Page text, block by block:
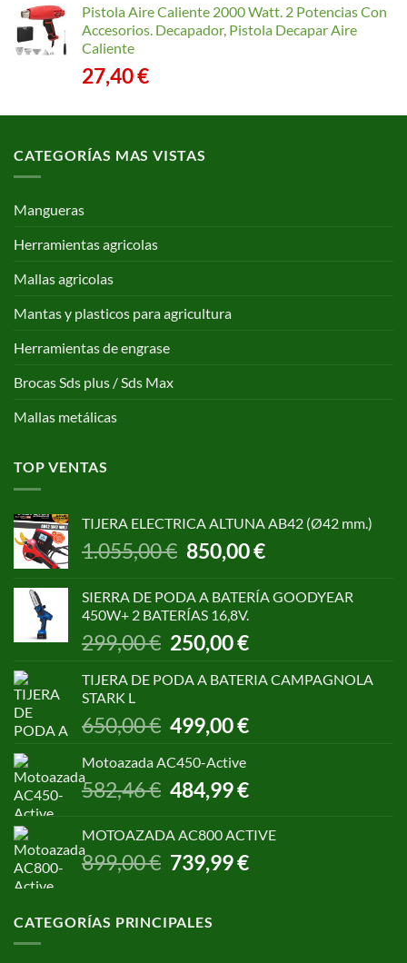
Pistola Aire Caliente 2000 Watt. 2 Potencias Con
Accesorios. Decapador, Pistola Decapar Aire
Caliente
27,40€
CATEGORÍAS MAS VISTAS
Mangueras
Herramientas agricolas
Mallas agricolas
Mantas y plasticos para agricultura
Herramientas de engrase
Brocas Sds plus / Sds Max
Mallas metálicas
TOP VENTAS
TIJERA ELECTRICA ALTUNA AB42 (Ø42 mm.)
1.055,00€ El
precio
era:
1.055,00 €.
850,00€El
precio
es:
SIERRA DE PODA A BATERÍA GOODYEAR
450W+ 2 BATERÍAS 16,8V.
299,00€ El
precio
original
299,00 €.
250,00€El
precio
actual
250,00 €.
TIJERA DE PODA A BATERIA CAMPAGNOLA
STARK L
650,00€
El
precio
original
650,00 €.
499,00€El
precio
499,00 €.
Motoazada AC450-Active
582,46€
El
precio
era:
582,46 €.
484,99€El
precio
es:
484,99 €.
MOTOAZADA AC800 ACTIVE
899,00€ El
precio
era:
899,00 €.
739,99€El
precio
CATEGORÍAS PRINCIPALES